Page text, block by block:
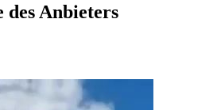
des Anbieters